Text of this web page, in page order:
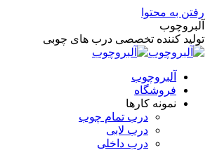
رفتن به محتوا
آلبروچوب
تولید کننده تخصصی درب های چوبی
آلبروچوب
فروشگاه
نمونه کارها
درب تمام چوب
درب لابی
درب داخلی